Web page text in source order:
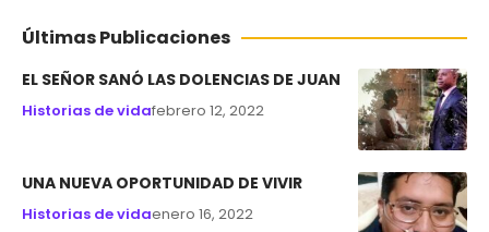
Últimas Publicaciones
EL SEÑOR SANÓ LAS DOLENCIAS DE JUAN
Historias de vidafebrero 12, 2022
UNA NUEVA OPORTUNIDAD DE VIVIR
Historias de vidaenero 16, 2022